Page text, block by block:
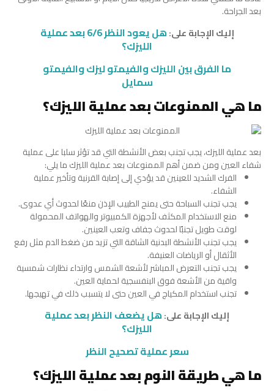
بعد الجراحة.
إليك الإجابة على:
هل يعود النظر 6/6 بعد عملية
الليزك؟
ما الفرق بين الليزك والفيمتو ليزك والفيمتو
سمايل
ما هي الممنوعات بعد عملية الليزك؟
بعد عملية الليزك، يجب تجنب بعض الأنشطة التي قد تؤثر سلبا على عملية
شفاء العين ومن ضمن أهم الممنوعات بعد عملية الليزك ما يلي:
الفرك الشديد للعينين قد يؤدي إلى إصابة القرنية وتأخير عملية
الشفاء.
يجب تجنب السباحة حتى يمنح الطبيب الإذن منعًا لحدوث أي عدوى.
منع الاستخدام المكثف لأجهزة الكمبيوتر والهواتف المحمولة
لوقت طويل تجنبًا لحدوث جفاف وتعب العينين.
يجب تجنب الأنشطة البدنية الشاقة التي تزيد من ضغط الدم مثل رفع
الأثقال أو الرياضات العنيفة.
يجب تجنب التعرض المباشر لأشعة الشمس وارتداء نظارات شمسية
واقية من الأشعة فوق البنفسجية لحماية العين.
تجنب استخدام المكياج في العين حتى لا يتسبب ذلك في تهيجها.
إليك الإجابة على:هل يضعف النظر بعد عملية
الليزك؟
سعر عملية تصحيح النظر
ما هي طريقة النوم بعد عملية الليزك؟